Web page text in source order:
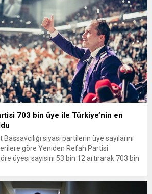
703 bin üye ile Türkiye’nin en
siyasi partilerin üye sayılarını
göre Yeniden Refah Partisi
üyesi sayısını 53 bin 12 artırarak 703 bin